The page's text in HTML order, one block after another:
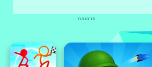
פרסומת